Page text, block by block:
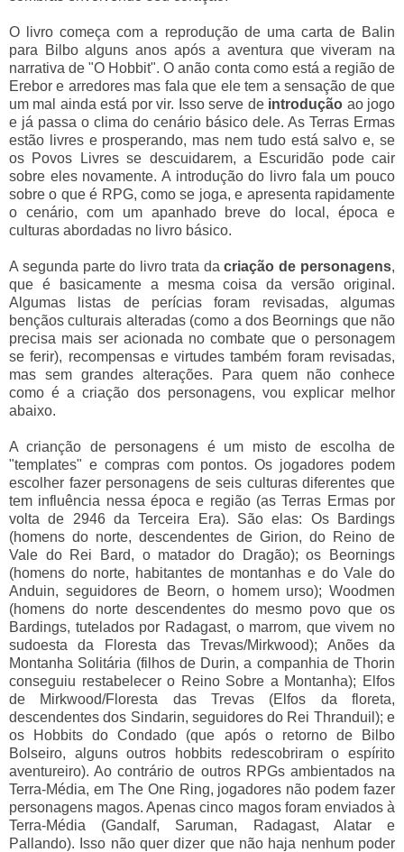
O livro começa com a reprodução de uma carta de Balin
para Bilbo alguns anos após a aventura que viveram na
narrativa de "O Hobbit". O anão conta como está a região de
Erebor e arredores mas fala que ele tem a sensação de que
um mal ainda está por vir. Isso serve de introdução ao jogo
e já passa o clima do cenário básico dele. As Terras Ermas
estão livres e prosperando, mas nem tudo está salvo e, se
os Povos Livres se descuidarem, a Escuridão pode cair
sobre eles novamente. A introdução do livro fala um pouco
sobre o que é RPG, como se joga, e apresenta rapidamente
o cenário, com um apanhado breve do local, época e
culturas abordadas no livro básico.
A segunda parte do livro trata dacriação de personagens,
que é basicamente a mesma coisa da versão original.
Algumas listas de perícias foram revisadas, algumas
bençãos culturais alteradas (como a dos Beornings que não
precisa mais ser acionada no combate que o personagem
se ferir), recompensas e virtudes também foram revisadas,
mas sem grandes alterações. Para quem não conhece
como é a criação dos personagens, vou explicar melhor
abaixo.
A crianção de personagens é um misto de escolha de
"templates" e compras com pontos. Os jogadores podem
escolher fazer personagens de seis culturas diferentes que
tem influência nessa época e região (as Terras Ermas por
volta de 2946 da Terceira Era). São elas: Os Bardings
(homens do norte, descendentes de Girion, do Reino de
Vale do Rei Bard, o matador do Dragão); os Beornings
(homens do norte, habitantes de montanhas e do Vale do
Anduin, seguidores de Beorn, o homem urso); Woodmen
(homens do norte descendentes do mesmo povo que os
Bardings, tutelados por Radagast, o marrom, que vivem no
sudoesta da Floresta das Trevas/Mirkwood); Anões da
Montanha Solitária (filhos de Durin, a companhia de Thorin
conseguiu restabelecer o Reino Sobre a Montanha); Elfos
de Mirkwood/Floresta das Trevas (Elfos da floreta,
descendentes dos Sindarin, seguidores do Rei Thranduil); e
os Hobbits do Condado (que após o retorno de Bilbo
Bolseiro, alguns outros hobbits redescobriram o espírito
aventureiro). Ao contrário de outros RPGs ambientados na
Terra-Média, em The One Ring, jogadores não podem fazer
personagens magos. Apenas cinco magos foram enviados à
Terra-Média (Gandalf, Saruman, Radagast, Alatar e
Pallando). Isso não quer dizer que não haja nenhum poder